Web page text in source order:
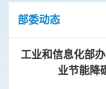
部委动态
工业和信息化部
业节能降